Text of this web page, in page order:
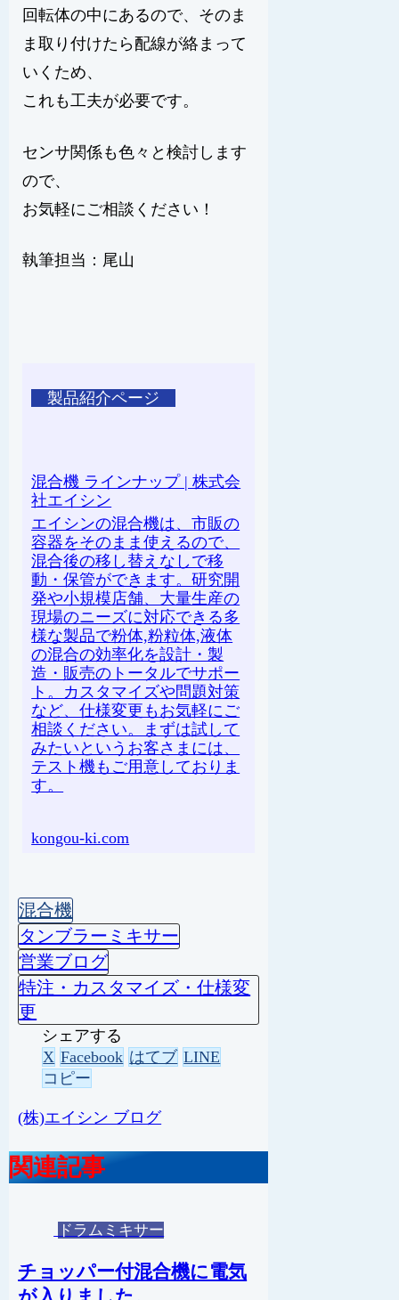
回転体の中にあるので、そのま
ま取り付けたら配線が絡まって
いくため、
これも工夫が必要です。
センサ関係も色々と検討します
ので、
お気軽にご相談ください！
執筆担当：尾山
製品紹介ページ
混合機 ラインナップ | 株式会
社エイシン
エイシンの混合機は、市販の
容器をそのまま使えるので、
混合後の移し替えなしで移
動・保管ができます。研究開
発や小規模店舗、大量生産の
現場のニーズに対応できる多
様な製品で粉体,粉粒体,液体
の混合の効率化を設計・製
造・販売のトータルでサポー
ト。カスタマイズや問題対策
など、仕様変更もお気軽にご
相談ください。まずは試して
みたいというお客さまには、
テスト機もご用意しておりま
す。
kongou-ki.com
混合機
タンブラーミキサー
営業ブログ
特注・カスタマイズ・仕様変
更
シェアする
X Facebook はてブ LINE
コピー
(株)エイシン ブログ
関連記事
ドラムミキサー
チョッパー付混合機に電気